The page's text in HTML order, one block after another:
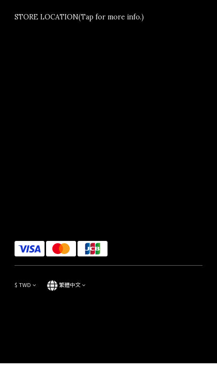
STORE LOCATION(Tap for more info.)
$ TWD 繁體中文